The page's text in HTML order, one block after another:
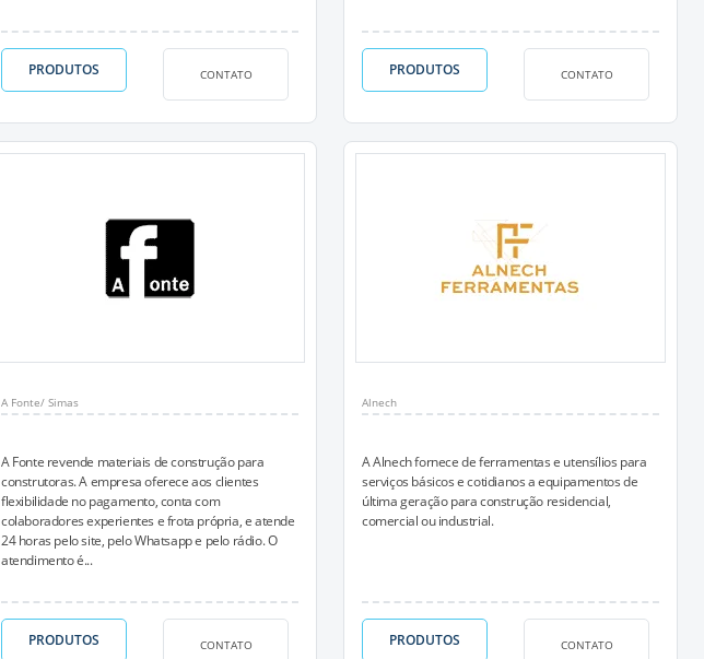
PRODUTOS CONTATO PRODUTOS CONTATO
A Fonte/ Simas
A Fonte revende materiais de construção para
construtoras. A empresa oferece aos clientes
flexibilidade no pagamento, conta com
colaboradores experientes e frota própria, e atende
24 horas pelo site, pelo Whatsapp e pelo rádio. O
atendimento é...
PRODUTOS CONTATO
Alnech
A Alnech fornece de ferramentas e utensílios para
serviços básicos e cotidianos a equipamentos de
última geração para construção residencial,
comercial ou industrial.
PRODUTOS CONTATO